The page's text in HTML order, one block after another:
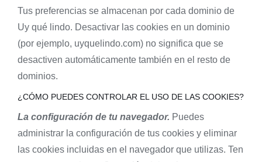
Tus preferencias se almacenan por cada dominio de
Uy qué lindo. Desactivar las cookies en un dominio
(por ejemplo, uyquelindo.com) no significa que se
desactiven automáticamente también en el resto de
dominios.
¿CÓMO PUEDES CONTROLAR EL USO DE LAS COOKIES?
La configuración de tu navegador. Puedes
administrar la configuración de tus cookies y eliminar
las cookies incluidas en el navegador que utilizas. Ten